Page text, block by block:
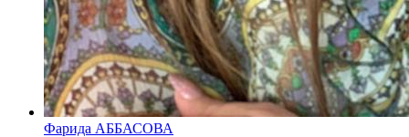
Фарида АББАСОВА